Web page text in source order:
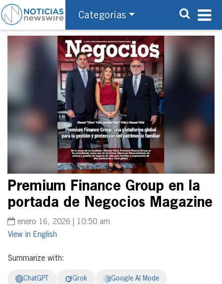
Categorías
Premium Finance Group en la
portada de Negocios Magazine
enero 16, 2026 | 10:50 am
English
Summarize with:
ChatGPT Grok Google AI Mode